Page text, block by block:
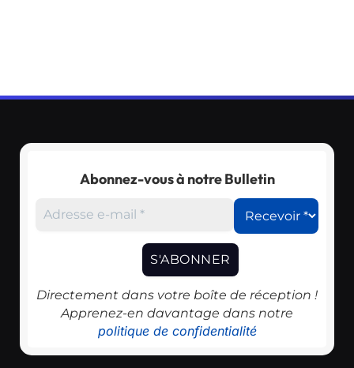
Abonnez-vous à notre Bulletin
Directement dans votre boîte de réception !
Apprenez-en davantage dans notre
politique de confidentialité